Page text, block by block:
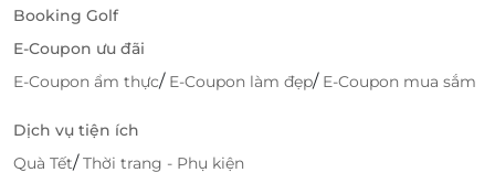
Booking Golf
E-Coupon ưu đãi
E-Coupon ẩm thực/ E-Coupon làm đẹp/ E-Coupon mua sắm
Dịch vụ tiện ích
Quà Tết/Thời trang - Phụ kiện